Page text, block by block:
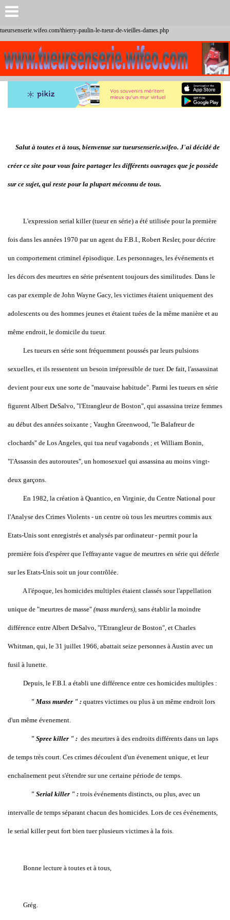
tueursenserie.wifeo.com/thierry-paulin-le-tueur-de-vieilles-dames.php
Salut à toutes et à tous, bienvenue sur tueursenserie.wifeo. J'ai décidé de
créer ce site pour vous faire partager les différents ouvrages que je possède
sur ce sujet, qui reste pour la plupart méconnu de tous.
L'expression serial killer (tueur en série) a été utilisée pour la première
fois dans les années 1970 par un agent du F.B.I., Robert Resler, pour décrire
un comportement criminel épisodique. Les personnages, les événements et
les décors des meurtres en série présentent toujours des similitudes. Dans le
cas par exemple de John Wayne Gacy, les victimes étaient uniquement des
adolescents ou des hommes jeunes et étaient tuées de la même manière et au
même endroit, le domicile du tueur.
Les tueurs en série sont fréquemment poussés par leurs pulsions
sexuelles, et ils ressentent un besoin irrépressible de tuer. De fait, l'assassinat
devient pour eux une sorte de "mauvaise habitude". Parmi les tueurs en série
figurent Albert DeSalvo, "l'Etrangleur de Boston", qui assassina treize femmes
au début des années soixante ; Vaughn Greenwood, "le Balafreur de
clochards" de Los Angeles, qui tua neuf vagabonds ; et William Bonin,
"l'Assassin des autoroutes", un homosexuel qui assassina au moins vingt-
deux garçons.
En 1982, la création à Quantico, en Virginie, du Centre National pour
l'Analyse des Crimes Violents - un centre où tous les meurtres commis aux
Etats-Unis sont enregistrés et analysés par ordinateur - permit pour la
première fois d'espérer que l'effrayante vague de meurtres en série qui déferle
sur les Etats-Unis soit un jour contrôlée.
A l'époque, les homicides multiples étaient classés sour l'appellation
unique de "meurtres de masse" (mass murders), sans établir la moindre
différence entre Albert DeSalvo, "l'Etrangleur de Boston", et Charles
Whitman, qui, le 31 juillet 1966, abattait seize personnes à Austin avec un
fusil à lunette.
Depuis, le F.B.I. a établi une différence entre ces homicides multiples :
" Mass murder " : quatres victimes ou plus à un même endroit lors
d'un même évenement.
" Spree killer " : des meurtres à des endroits différents dans un laps
de temps très court. Ces crimes découlent d'un évenement unique, et leur
enchaînement peut s'étendre sur une certaine période de temps.
" Serial killer " : trois événements distincts, ou plus, avec un
intervalle de temps séparant chacun des homicides. Lors de ces événements,
le serial killer peut fort bien tuer plusieurs victimes à la fois.
Bonne lecture à toutes et à tous,
Grég.